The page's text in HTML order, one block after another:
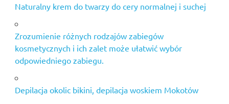
Naturalny krem do twarzy do cery normalnej i suchej
Zrozumienie różnych rodzajów zabiegów
kosmetycznych i ich zalet może ułatwić wybór
odpowiedniego zabiegu.
Depilacja okolic bikini, depilacja woskiem Mokotów